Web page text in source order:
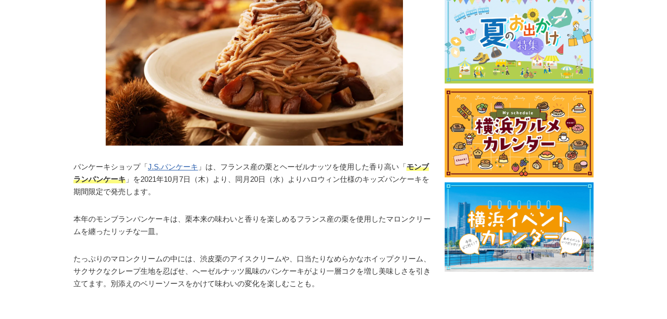
パンケーキショップ「J.S.パンケーキ 」は、フランス産の栗とヘーゼルナッツを使用した香り高い「モンブ
ランパンケーキ 」を2021年10月7日（木）より、同月20日（水）よりハロウィン仕様のキッズパンケーキを
期間限定で発売します。
本年のモンブランパンケーキは、栗本来の味わいと香りを楽しめるフランス産の栗を使用したマロンクリー
ムを纏ったリッチな一皿。
たっぷりのマロンクリームの中には、渋皮栗のアイスクリームや、口当たりなめらかなホイップクリーム、
サクサクなクレープ生地を忍ばせ、ヘーゼルナッツ風味のパンケーキがより一層コクを増し美味しさを引き
立てます。別添えのベリーソースをかけて味わいの変化を楽しむことも。